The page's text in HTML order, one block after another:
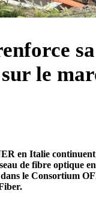
sa
le
en Italie
de fibre optique
le Consortium